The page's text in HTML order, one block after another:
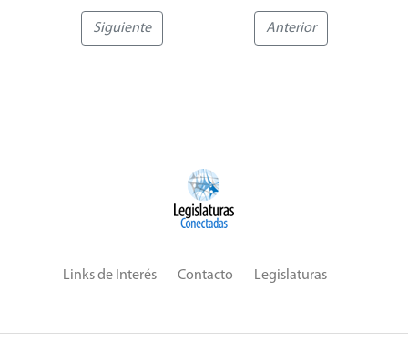
Siguiente Anterior
Links de Interés Contacto Legislaturas